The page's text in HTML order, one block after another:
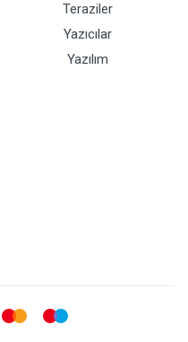
Teraziler
Yazıcılar
Yazılım